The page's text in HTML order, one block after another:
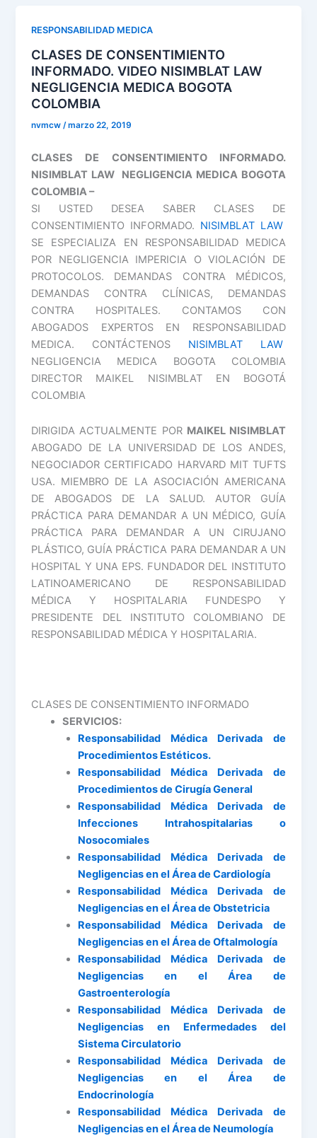
EXTERNO
EL
ACTO
MÉDICO.
VIDEO
NISIMBLAT
NEGLIGENCIA
MEDICA
BOGOTA
COLOMBIA
RESPONSABILIDAD MEDICA
CLASES DE CONSENTIMIENTO
INFORMADO. VIDEO NISIMBLAT LAW
NEGLIGENCIA MEDICA BOGOTA
COLOMBIA
nvmcw /marzo 22, 2019
CLASES DE CONSENTIMIENTO INFORMADO.
NISIMBLAT LAW NEGLIGENCIA MEDICA BOGOTA
COLOMBIA –
SI USTED DESEA SABER CLASES DE
CONSENTIMIENTO INFORMADO. NISIMBLAT LAW
SE ESPECIALIZA EN RESPONSABILIDAD MEDICA
POR NEGLIGENCIA IMPERICIA O VIOLACIÓN DE
PROTOCOLOS. DEMANDAS CONTRA MÉDICOS,
DEMANDAS CONTRA CLÍNICAS, DEMANDAS
CONTRA HOSPITALES. CONTAMOS CON
ABOGADOS EXPERTOS EN RESPONSABILIDAD
MEDICA. CONTÁCTENOS NISIMBLAT LAW
NEGLIGENCIA MEDICA BOGOTA COLOMBIA
DIRECTOR MAIKEL NISIMBLAT EN BOGOTÁ
COLOMBIA
DIRIGIDA ACTUALMENTE POR MAIKEL NISIMBLAT
ABOGADO DE LA UNIVERSIDAD DE LOS ANDES,
NEGOCIADOR CERTIFICADO HARVARD MIT TUFTS
USA. MIEMBRO DE LA ASOCIACIÓN AMERICANA
DE ABOGADOS DE LA SALUD. AUTOR GUÍA
PRÁCTICA PARA DEMANDAR A UN MÉDICO, GUÍA
PRÁCTICA PARA DEMANDAR A UN CIRUJANO
PLÁSTICO, GUÍA PRÁCTICA PARA DEMANDAR A UN
HOSPITAL Y UNA EPS. FUNDADOR DEL INSTITUTO
LATINOAMERICANO DE RESPONSABILIDAD
MÉDICA Y HOSPITALARIA FUNDESPO Y
PRESIDENTE DEL INSTITUTO COLOMBIANO DE
RESPONSABILIDAD MÉDICA Y HOSPITALARIA.
CLASES DE CONSENTIMIENTO INFORMADO
SERVICIOS:
Responsabilidad Médica Derivada de
Procedimientos Estéticos.
Responsabilidad Médica Derivada de
Procedimientos de Cirugía General
Responsabilidad Médica Derivada de
Infecciones Intrahospitalarias o
Nosocomiales
Responsabilidad Médica Derivada de
Negligencias en el Área de Cardiología
Responsabilidad Médica Derivada de
Negligencias en el Área de Obstetricia
Responsabilidad Médica Derivada de
Negligencias en el Área de Oftalmología
Responsabilidad Médica Derivada de
Negligencias en el Área de
Gastroenterología
Responsabilidad Médica Derivada de
Negligencias en Enfermedades del
Sistema Circulatorio
Responsabilidad Médica Derivada de
Negligencias en el Área de
Endocrinología
Responsabilidad Médica Derivada de
Negligencias en el Área de Neumología